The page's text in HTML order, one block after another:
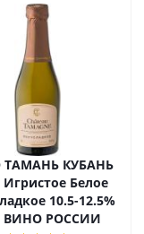
КУБАНЬ
Белое
10.5-12.5%
ВИНО РОССИИ